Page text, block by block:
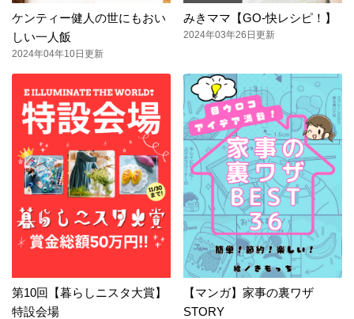
ケンティー健人の世にもおい
しい一人飯
2024年04年10日更新
みきママ【GO-快レシピ！】
2024年03年26日更新
第10回【暮らしニスタ大賞】
特設会場
【マンガ】家事の裏ワザ
STORY